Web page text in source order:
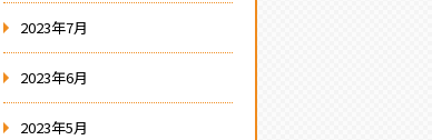
2023年7月
2023年6月
2023年5月